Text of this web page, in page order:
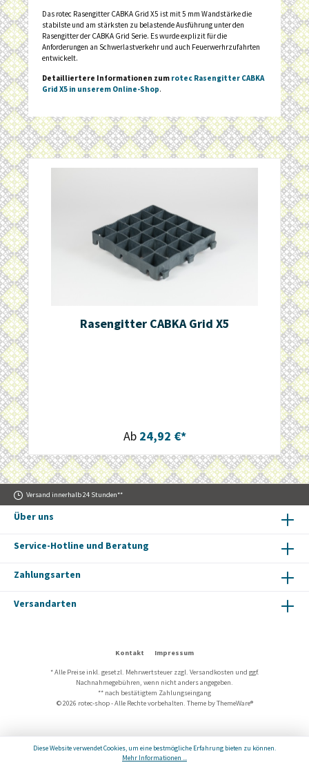
Das rotec Rasengitter CABKA Grid X5 ist mit 5 mm Wandstärke die
stabilste und am stärksten zu belastende Ausführung unter den
Rasengitter der CABKA Grid Serie. Es wurde explizit für die
Anforderungen an Schwerlastverkehr und auch Feuerwerhrzufahrten
entwickelt.
Detailliertere Informationen zum rotec Rasengitter CABKA
Grid X5 in unserem Online-Shop.
Rasengitter CABKA Grid X5
Ab 24,92 €*
Versand innerhalb 24 Stunden**
Über uns
Service-Hotline und Beratung
Zahlungsarten
Versandarten
Kontakt Impressum
* Alle Preise inkl. gesetzl. Mehrwertsteuer zzgl. Versandkosten und ggf.
Nachnahmegebühren, wenn nicht anders angegeben.
** nach bestätigtem Zahlungseingang
© 2026 rotec-shop - Alle Rechte vorbehalten. Theme byThemeWare®
Diese Website verwendet Cookies, um eine bestmögliche Erfahrung bieten zu können.
Mehr Informationen ...